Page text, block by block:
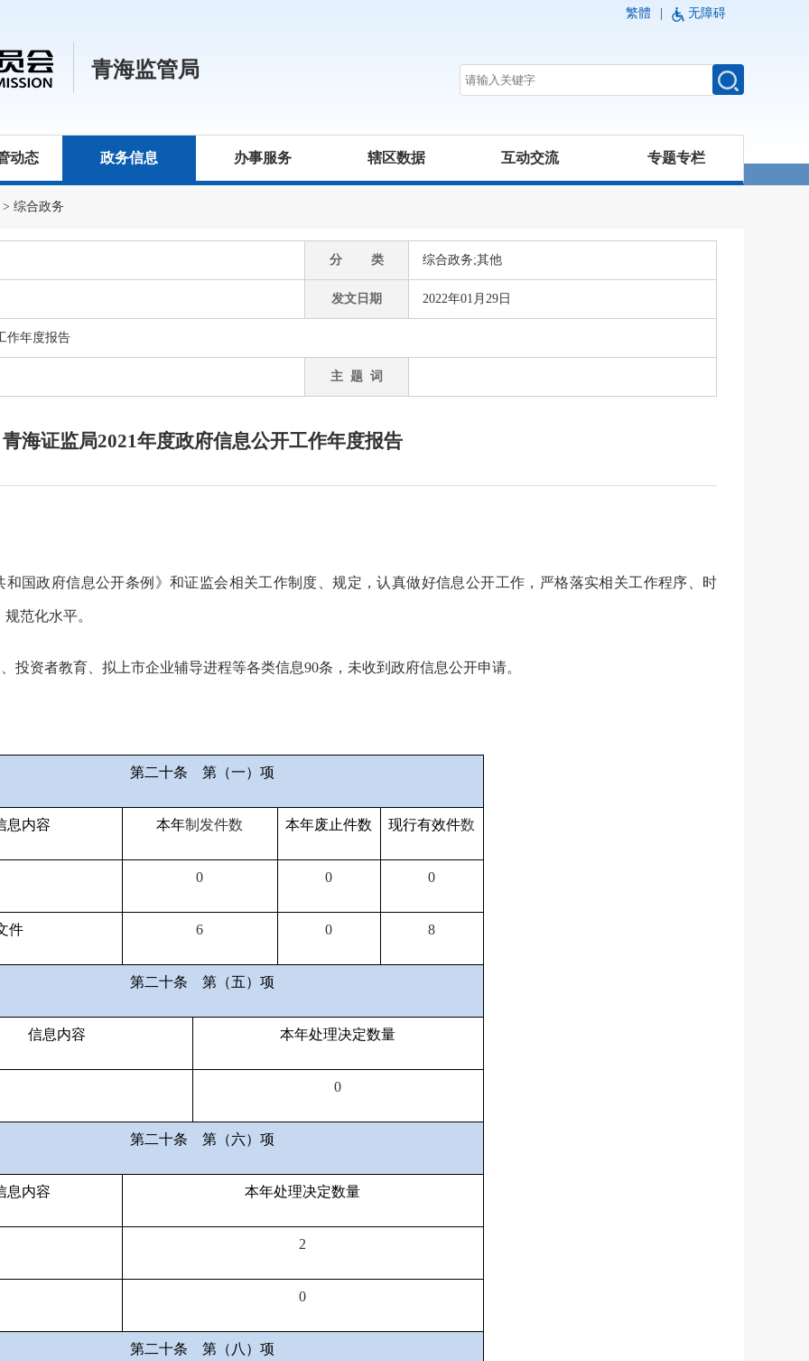
繁體 无障碍
青海监管局
动态 政务信息 办事服务 辖区数据 互动交流 专题专栏
> 综合政务
分 类 综合政务;其他
发文日期 2022年01月29日
作年度报告
主 题 词
青海证监局2021年度政府信息公开工作年度报告
国政府信息公开条例》和证监会相关工作制度、规定，认真做好信息公开工作，严格落实相关工作程序、时
范化水平。
投资者教育、拟上市企业辅导进程等各类信息90条，未收到政府信息公开申请。
第二十条 第（一）项
息内容 本年制 发件数 本年废止件数 现行有效件数
0 0 0
件 6 0 8
第二十条 第（五）项
信息内容 本年处理决定数量
0
第二十条 第（六）项
息内容 本年处理决定数量
2
0
第二十条 第（八）项